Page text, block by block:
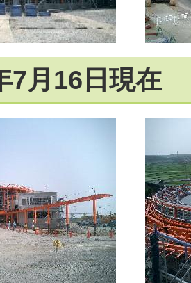
7月16日現在